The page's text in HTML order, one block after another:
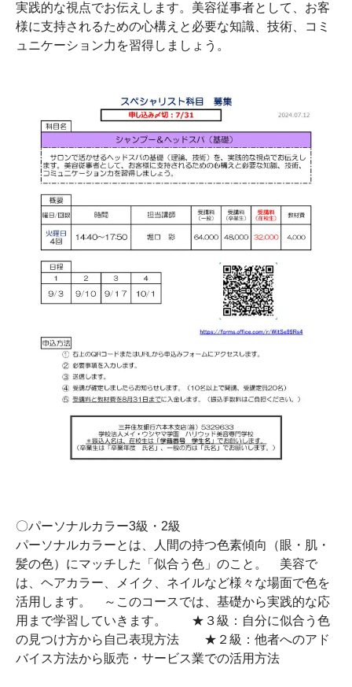
実践的な視点でお伝えします。美容従事者として、お客
様に支持されるための心構えと必要な知識、技術、コミ
ュニケーション力を習得しましょう。
〇パーソナルカラー3級・2級
パーソナルカラーとは、人間の持つ色素傾向（眼・肌・
髪の色）にマッチした「似合う色」のこと。 美容で
は、ヘアカラー、メイク、ネイルなど様々な場面で色を
活用します。 ～このコースでは、基礎から実践的な応
用まで学習していきます。 ★３級：自分に似合う色
の見つけ方から自己表現方法 ★２級：他者へのアド
バイス方法から販売・サービス業での活用方法